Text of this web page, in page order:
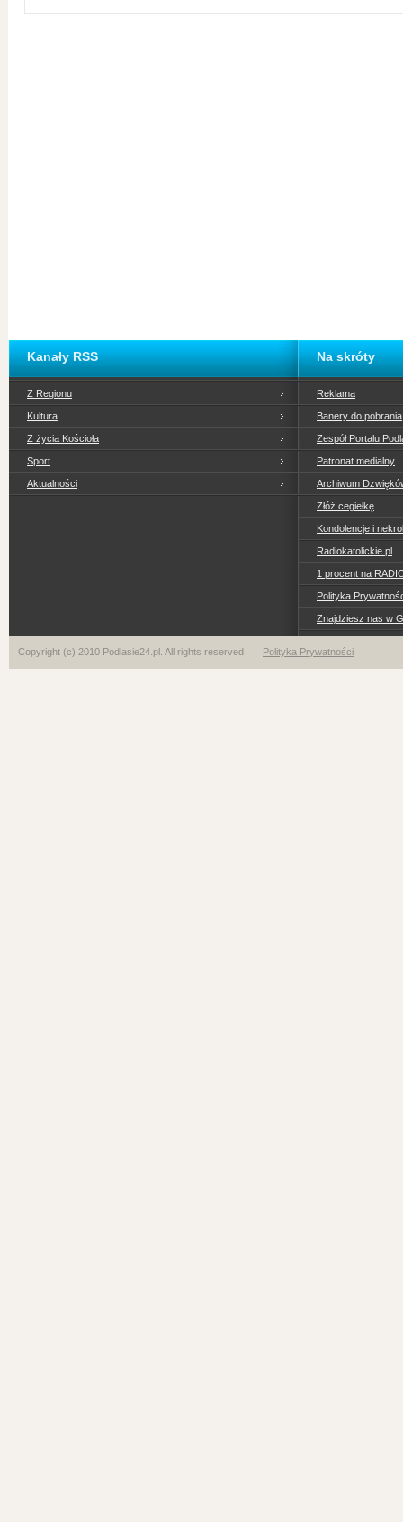
Kanały RSS
Z Regionu
Kultura
Z życia Kościoła
Sport
Aktualności
Na skróty
Reklama
Banery do pobrania
Zespół Portalu
Patronat medialny
Archiwum
Złóż cegiełkę
Kondolencje i
Radiokatolickie.pl
1 procent na
Polityka
Znajdziesz nas w
Copyright (c) 2010 Podlasie24.pl. All rights reserved Polityka Prywatności